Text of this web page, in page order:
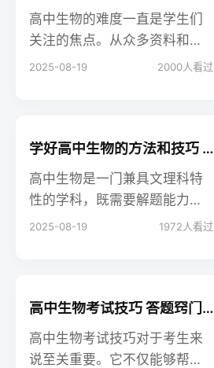
高中生物的难度一直是学生们
关注的焦点。从众多资料和观
点来看，高中生物考得很细，
背就能考到接近满分，这表明
小。
2025-08-19 2000人看过
学好高中生物的方法和技巧 怎么学能提分
高中生物是一门兼具文理科特
性的学科，既需要解题能力、
实践能力，又要记忆大量知识
2025-08-19 1972 人看过
高中生物考试技巧 答题窍门有哪些
高中生物考试技巧对于考生来
说至关重要。它不仅能够帮助